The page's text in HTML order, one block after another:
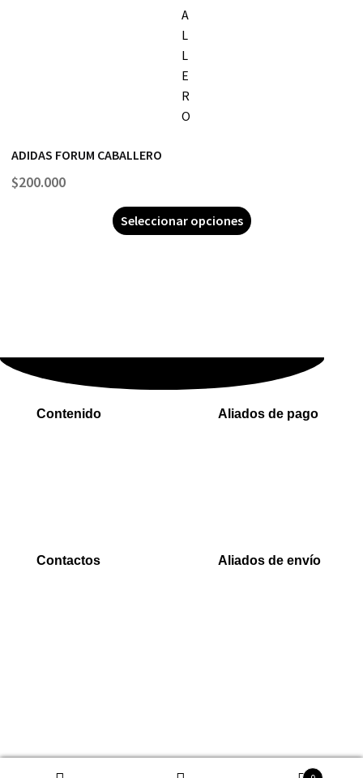
ADIDAS FORUM CABALLERO
$200.000
Seleccionar opciones
Contenido
Aliados de pago
Contactos Aliados de envío